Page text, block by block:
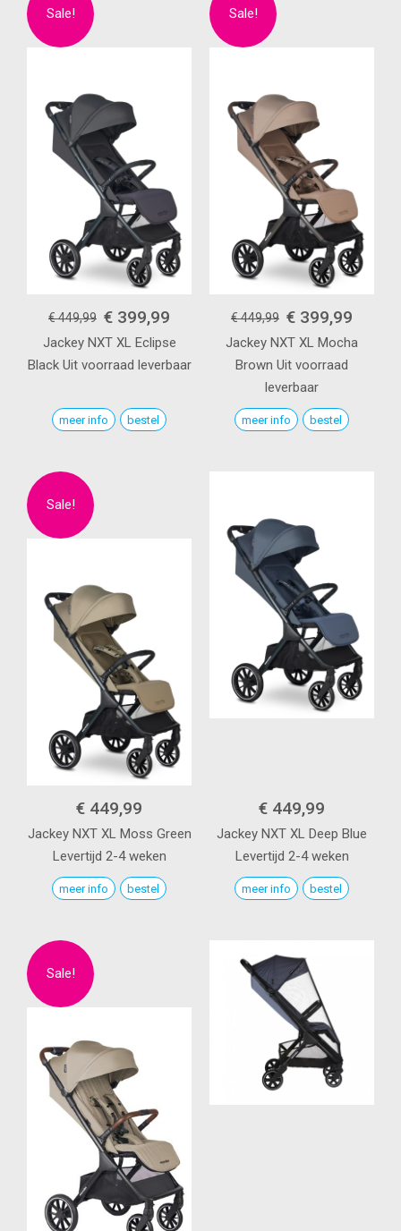
€ 449,99 € 399,99
Jackey NXT XL Eclipse
Black Uit voorraad leverbaar
meer info bestel
€ 449,99 € 399,99
Jackey NXT XL Mocha
Brown Uit voorraad
leverbaar
meer info bestel
€ 449,99
Jackey NXT XL Moss Green
Levertijd 2-4 weken
meer info bestel
€ 449,99
Jackey NXT XL Deep Blue
Levertijd 2-4 weken
meer info bestel